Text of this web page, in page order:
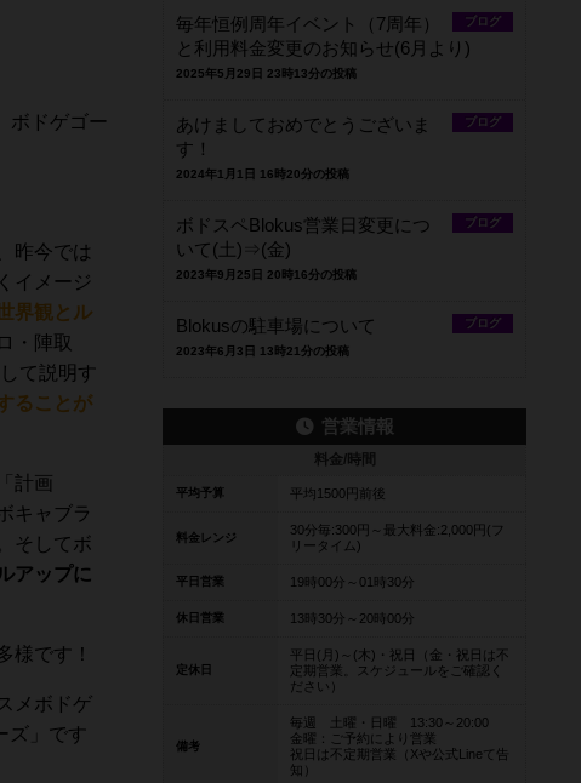
ボドゲゴー
昨今では
イメージ
界観とル
・陣取
て説明す
ることが
計画
キャブラ
そしてボ
アップに
様です！
メボドゲ
」です
ブログ
毎年恒例周年イベント（7周年）
と利用料金変更のお知らせ(6月より)
2025年5月29日 23時13分の投稿
ブログ
あけましておめでとうございま
す！
2024年1月1日 16時20分の投稿
ブログ
ボドスペBlokus営業日変更につ
いて(土)⇒(金)
2023年9月25日 20時16分の投稿
ブログ
Blokusの駐車場について
2023年6月3日 13時21分の投稿
営業情報
料金/時間
平均予算 平均1500円前後
料金レンジ
30分毎:300円～最大料金:2,000円(フ
リータイム)
平日営業 19時00分～01時30分
休日営業 13時30分～20時00分
定休日
平日(月)～(木)・祝日（金・祝日は不
定期営業。スケジュールをご確認く
ださい）
備考
毎週 土曜・日曜 13:30～20:00
金曜：ご予約により営業
祝日は不定期営業（Xや公式Lineて告
知）